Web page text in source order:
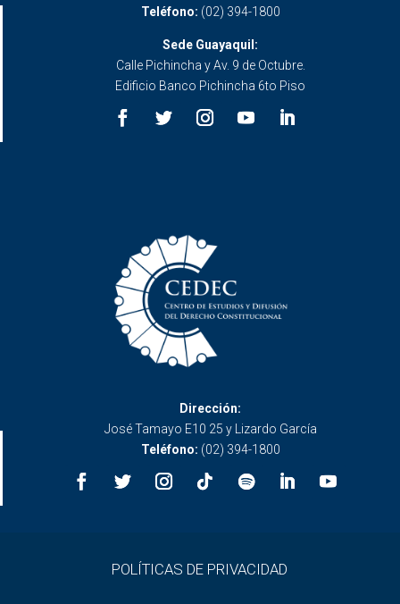
Teléfono: (02) 394-1800
Sede Guayaquil:
Calle Pichincha y Av. 9 de Octubre.
Edificio Banco Pichincha 6to Piso
Dirección:
José Tamayo E10 25 y Lizardo García
Teléfono: (02) 394-1800
POLÍTICAS DE PRIVACIDAD